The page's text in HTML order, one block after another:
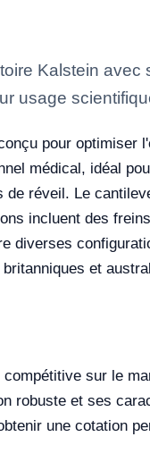
Kalstein avec
usage
pour optimiser
médical, idéal
réveil. Le
incluent des
diverses
et
sur le
robuste et ses
une cotation